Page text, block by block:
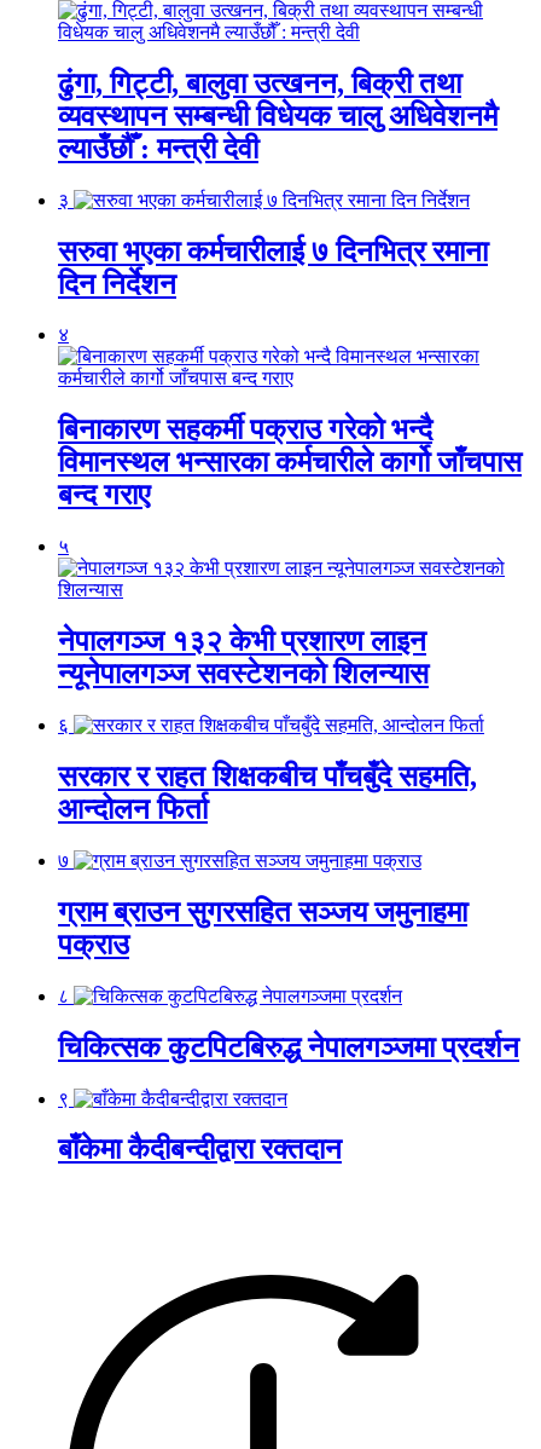
ढुंगा, गिट्टी, बालुवा उत्खनन, बिक्री तथा
व्यवस्थापन सम्बन्धी विधेयक चालु अधिवेशनमै
ल्याउँछौँ : मन्त्री देवी
३
सरुवा भएका कर्मचारीलाई ७ दिनभित्र रमाना
दिन निर्देशन
४
बिनाकारण सहकर्मी पक्राउ गरेको भन्दै
विमानस्थल भन्सारका कर्मचारीले कार्गो जाँचपास
बन्द गराए
५
नेपालगञ्ज १३२ केभी प्रशारण लाइन
न्यूनेपालगञ्ज सवस्टेशनको शिलन्यास
६
सरकार र राहत शिक्षकबीच पाँचबुँदे सहमति,
आन्दोलन फिर्ता
७
ग्राम ब्राउन सुगरसहित सञ्जय जमुनाहमा
पक्राउ
८
चिकित्सक कुटपिटबिरुद्ध नेपालगञ्जमा प्रदर्शन
९
बाँकेमा कैदीबन्दीद्वारा रक्तदान